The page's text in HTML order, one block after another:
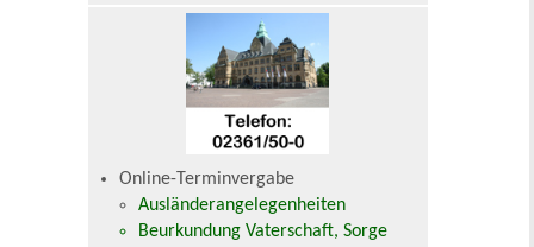
Online-Terminvergabe
Ausländerangelegenheiten
Beurkundung Vaterschaft, Sorge